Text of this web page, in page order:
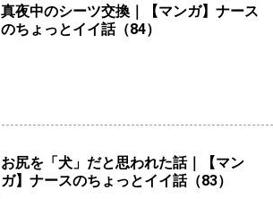
真夜中のシーツ交換｜【マンガ】ナース
のちょっとイイ話（84）
お尻を「犬」だと思われた話｜【マン
ガ】ナースのちょっとイイ話（83）